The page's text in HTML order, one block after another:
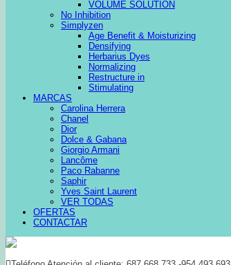
VOLUME SOLUTION
No Inhibition
Simplyzen
Age Benefit & Moisturizing
Densifying
Herbarius Dyes
Normalizing
Restructure in
Stimulating
MARCAS
Carolina Herrera
Chanel
Dior
Dolce & Gabana
Giorgio Armani
Lancôme
Paco Rabanne
Saphir
Yves Saint Laurent
VER TODAS
OFERTAS
CONTACTAR